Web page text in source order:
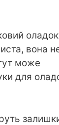
вона
може
для